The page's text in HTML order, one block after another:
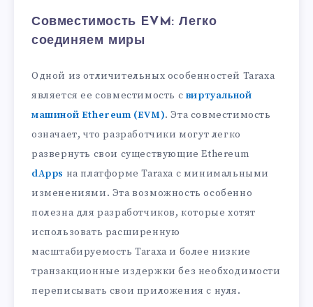
Совместимость EVM: Легко
соединяем миры
Одной из отличительных особенностей Taraxa
является ее совместимость с виртуальной
машиной Ethereum (EVM). Эта совместимость
означает, что разработчики могут легко
развернуть свои существующие Ethereum
dApps на платформе Taraxa с минимальными
изменениями. Эта возможность особенно
полезна для разработчиков, которые хотят
использовать расширенную
масштабируемость Taraxa и более низкие
транзакционные издержки без необходимости
переписывать свои приложения с нуля.